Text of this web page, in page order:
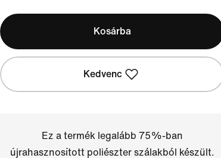
Kosárba
Kedvenc
Ez a termék legalább 75%-ban
újrahasznosított poliészter szálakból készült.